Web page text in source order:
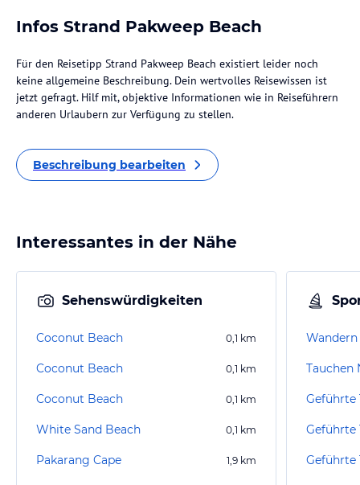
Infos Strand Pakweep Beach
Für den Reisetipp Strand Pakweep Beach existiert leider noch
keine allgemeine Beschreibung. Dein wertvolles Reisewissen ist
jetzt gefragt. Hilf mit, objektive Informationen wie in Reiseführern
anderen Urlaubern zur Verfügung zu stellen.
Beschreibung bearbeiten
Interessantes in der Nähe
Sehenswürdigkeiten
Coconut Beach 0,1 km
Coconut Beach 0,1 km
Coconut Beach 0,1 km
White Sand Beach 0,1 km
Pakarang Cape 1,9 km
Tauchen